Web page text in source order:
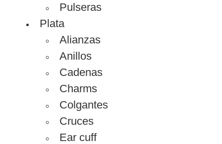
Pulseras
Plata
Alianzas
Anillos
Cadenas
Charms
Colgantes
Cruces
Ear cuff